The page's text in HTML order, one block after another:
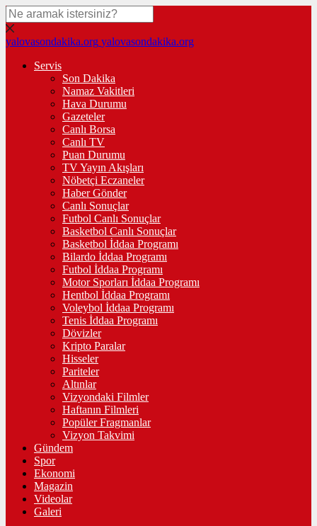
yalovasondakika.org yalovasondakika.org
Servis
Son Dakika
Namaz Vakitleri
Hava Durumu
Gazeteler
Canlı Borsa
Canlı TV
Puan Durumu
TV Yayın Akışları
Nöbetçi Eczaneler
Haber Gönder
Canlı Sonuçlar
Futbol Canlı Sonuçlar
Basketbol Canlı Sonuçlar
Basketbol İddaa Programı
Bilardo İddaa Programı
Futbol İddaa Programı
Motor Sporları İddaa Programı
Hentbol İddaa Programı
Voleybol İddaa Programı
Tenis İddaa Programı
Dövizler
Kripto Paralar
Hisseler
Pariteler
Altınlar
Vizyondaki Filmler
Haftanın Filmleri
Popüler Fragmanlar
Vizyon Takvimi
Gündem
Spor
Ekonomi
Magazin
Videolar
Galeri